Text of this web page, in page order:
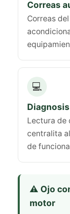
Correas
Correas
💻
Lectura de
centralita
de
⚠️ Ojo
motor